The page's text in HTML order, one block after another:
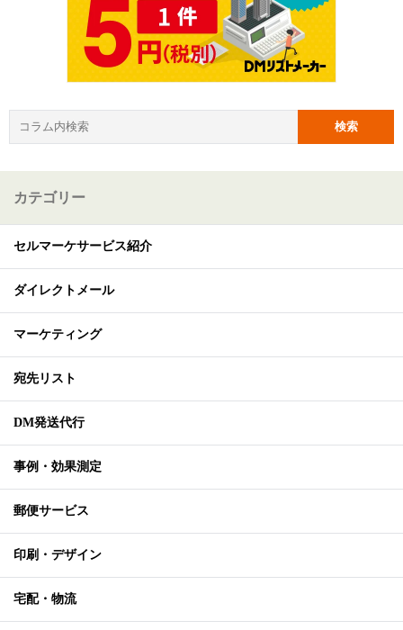
カテゴリー
セルマーケサービス紹介
ダイレクトメール
マーケティング
宛先リスト
DM発送代行
事例・効果測定
郵便サービス
印刷・デザイン
宅配・物流